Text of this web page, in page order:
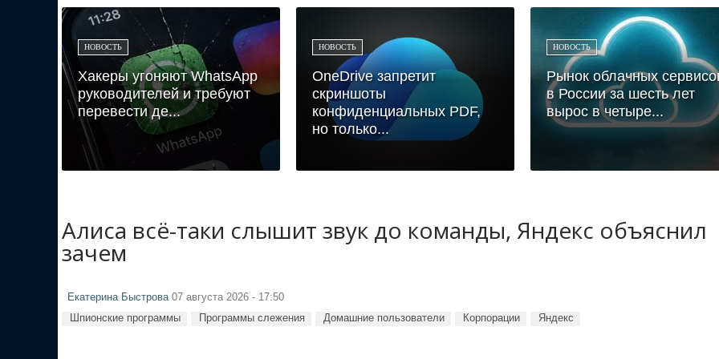
НОВОСТЬ
Хакеры угоняют WhatsApp
руководителей и требуют
перевести де...
НОВОСТЬ
OneDrive запретит
скриншоты
конфиденциальных PDF,
но только...
НОВОСТЬ
Рынок облачных
в России за шесть лет
вырос в четыре...
Алиса всё-таки слышит звук до команды, Яндекс объяснил
зачем
Екатерина Быстрова 07 августа 2026 - 17:50
Шпионские программы Программы слежения Домашние пользователи Корпорации Яндекс